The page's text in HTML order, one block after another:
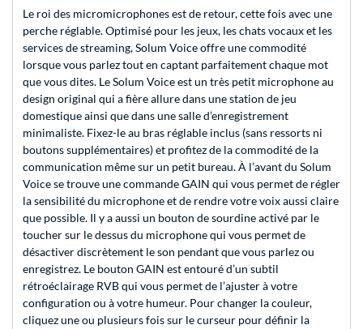
Le roi des micromicrophones est de retour, cette fois avec une
perche réglable. Optimisé pour les jeux, les chats vocaux et les
services de streaming, Solum Voice offre une commodité
lorsque vous parlez tout en captant parfaitement chaque mot
que vous dites. Le Solum Voice est un très petit microphone au
design original qui a fière allure dans une station de jeu
domestique ainsi que dans une salle d’enregistrement
minimaliste. Fixez-le au bras réglable inclus (sans ressorts ni
boutons supplémentaires) et profitez de la commodité de la
communication même sur un petit bureau. À l’avant du Solum
Voice se trouve une commande GAIN qui vous permet de régler
la sensibilité du microphone et de rendre votre voix aussi claire
que possible. Il y a aussi un bouton de sourdine activé par le
toucher sur le dessus du microphone qui vous permet de
désactiver discrètement le son pendant que vous parlez ou
enregistrez. Le bouton GAIN est entouré d’un subtil
rétroéclairage RVB qui vous permet de l’ajuster à votre
configuration ou à votre humeur. Pour changer la couleur,
cliquez une ou plusieurs fois sur le curseur pour définir la